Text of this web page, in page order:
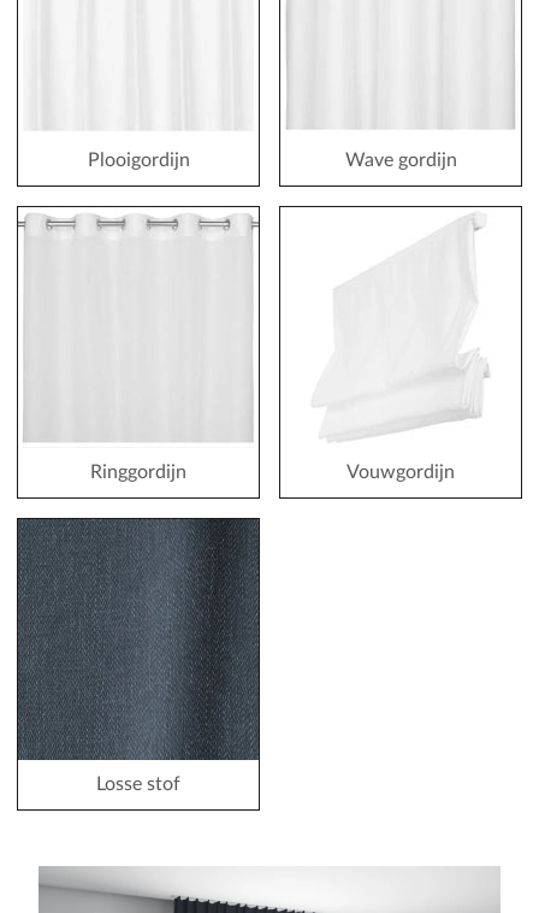
Plooigordijn Wave gordijn
Ringgordijn Vouwgordijn
Losse stof